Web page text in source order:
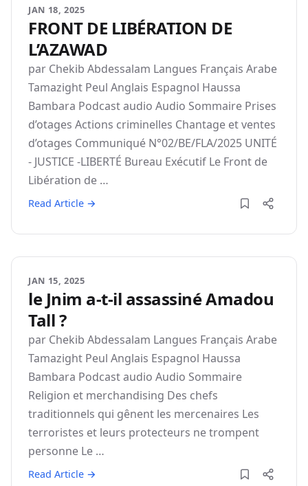
JAN 18, 2025
FRONT DE LIBÉRATION DE
L’AZAWAD
par Chekib Abdessalam Langues Français Arabe
Tamazight Peul Anglais Espagnol Haussa
Bambara Podcast audio Audio Sommaire Prises
d’otages Actions criminelles Chantage et ventes
d’otages Communiqué N°02/BE/FLA/2025 UNITÉ
- JUSTICE -LIBERTÉ Bureau Exécutif Le Front de
Libération de …
Read Article →
JAN 15, 2025
le Jnim a-t-il assassiné Amadou
Tall ?
par Chekib Abdessalam Langues Français Arabe
Tamazight Peul Anglais Espagnol Haussa
Bambara Podcast audio Audio Sommaire
Religion et merchandising Des chefs
traditionnels qui gênent les mercenaires Les
terroristes et leurs protecteurs ne trompent
personne Le …
Read Article →